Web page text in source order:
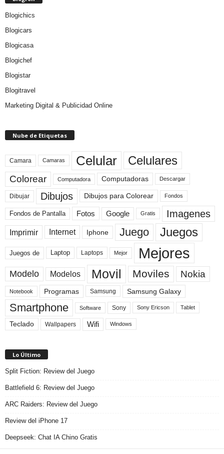
Blogichics
Blogicars
Blogicasa
Blogichef
Blogistar
Blogitravel
Marketing Digital & Publicidad Online
Nube de Etiquetas
Camara Camaras Celular Celulares
Colorear Computadora Computadoras Descargar
Dibujar Dibujos Dibujos para Colorear Fondos
Fondos de Pantalla Fotos Google Gratis Imagenes
Imprimir Internet Iphone Juego Juegos
Juegos de Laptop Laptops Mejor Mejores
Modelo Modelos Movil Moviles Nokia
Notebook Programas Samsung Samsung Galaxy
Smartphone Software Sony Sony Ericson Tablet
Teclado Wallpapers Wifi Windows
Lo Último
Split Fiction: Review del Juego
Battlefield 6: Review del Juego
ARC Raiders: Review del Juego
Review del iPhone 17
Deepseek: Chat IA Chino Gratis